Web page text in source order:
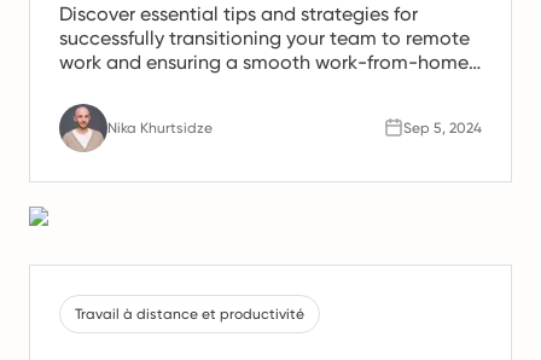
Discover essential tips and strategies for
successfully transitioning your team to remote
work and ensuring a smooth work-from-home
Nika Khurtsidze Sep 5, 2024
Travail à distance et productivité